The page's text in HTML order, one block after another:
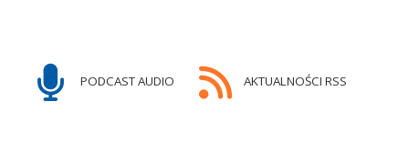
PODCAST AUDIO AKTUALNOŚCI RSS